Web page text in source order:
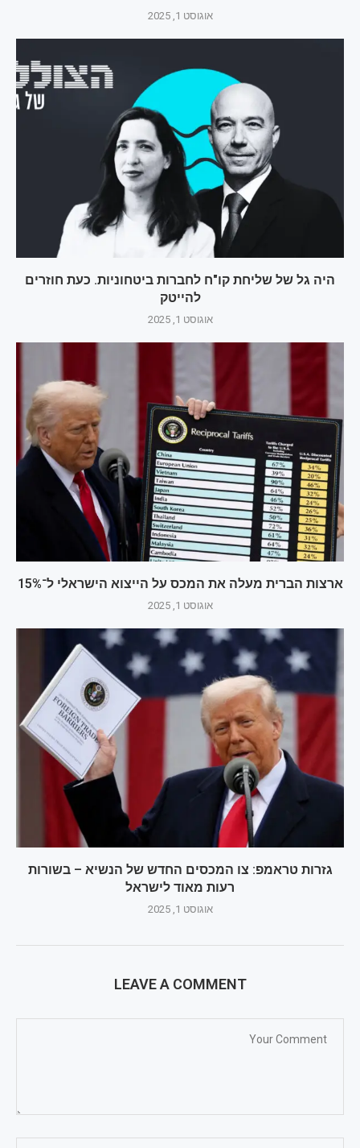
אוגוסט 1, 2025
היה גל של שליחת קו"ח לחברות ביטחוניות. כעת חוזרים
להייטק
אוגוסט 1, 2025
ארצות הברית מעלה את המכס על הייצוא הישראלי ל־15%
אוגוסט 1, 2025
גזרות טראמפ: צו המכסים החדש של הנשיא – בשורות
רעות מאוד לישראל
אוגוסט 1, 2025
LEAVE A COMMENT